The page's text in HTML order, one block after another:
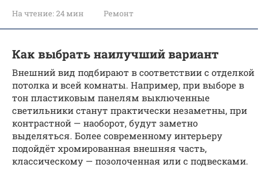
На чтение: 24 мин Ремонт
Как выбрать наилучший вариант
Внешний вид подбирают в соответствии с отделкой
потолка и всей комнаты. Например, при выборе в
тон пластиковым панелям выключенные
светильники станут практически незаметны, при
контрастной — наоборот, будут заметно
выделяться. Более современному интерьеру
подойдёт хромированная внешняя часть,
классическому — позолоченная или с подвесками.